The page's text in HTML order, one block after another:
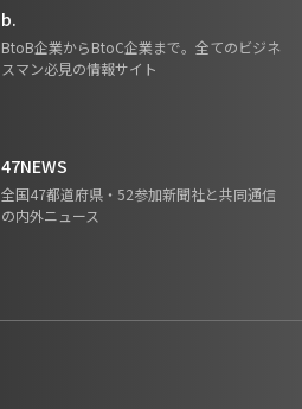
b.
BtoB企業からBtoC企業まで。全てのビジネ
スマン必見の情報サイト
47NEWS
全国47都道府県・52参加新聞社と共同通信
の内外ニュース